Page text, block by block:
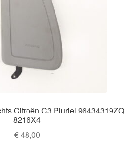
Citroën C3 Pluriel 96434319ZQ
8216X4
€48,00